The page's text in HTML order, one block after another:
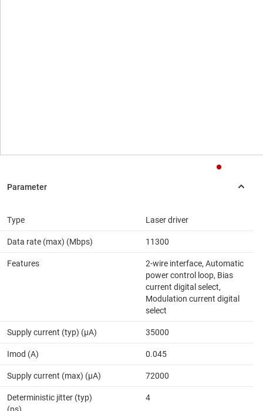
Type Laser driver
Data rate (max) (Mbps) 11300
Features
2-wire interface, Automatic
power control loop, Bias
current digital select,
Modulation current digital
select
Supply current (typ) (µA) 35000
Imod (A) 0.045
Supply current (max) (µA) 72000
Deterministic jitter (typ)
4